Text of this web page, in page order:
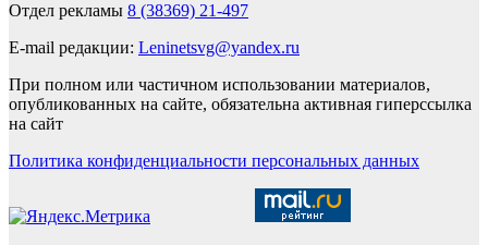
Отдел рекламы 8 (38369) 21-497
E-mail редакции: Leninetsvg@yandex.ru
При полном или частичном использовании материалов,
опубликованных на сайте, обязательна активная гиперссылка
на сайт
Политика конфиденциальности персональных данных